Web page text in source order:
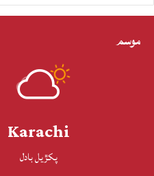
موسم
Karachi
پکڙيل بادل